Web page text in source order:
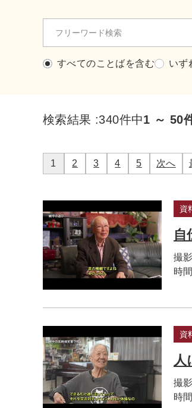
すべてのことばを含む いず
検索結果 :340件中1 ～ 50
1 2 3 4 5 次へ
資
自
撮
時
資
撮
時